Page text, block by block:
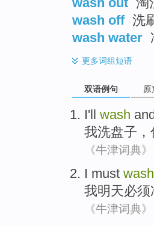
wash off 洗
wash water
更多词组短语
双语例句 原
I'll wash
我洗盘子，
《牛津词典》
I must wash
我明天必须
《牛津词典》